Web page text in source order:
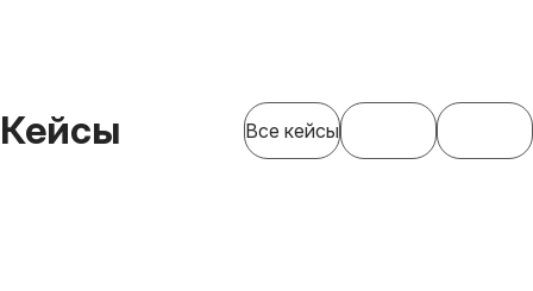
Кейсы Все кейсы